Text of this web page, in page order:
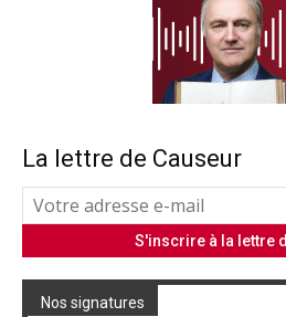
La lettre de Causeur
Nos signatures